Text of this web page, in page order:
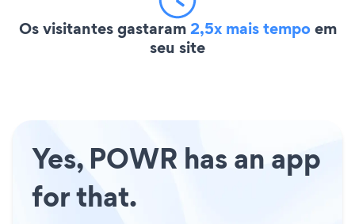
Os visitantes gastaram2,5x mais tempoem
seu site
Yes, POWR has an app
for that.